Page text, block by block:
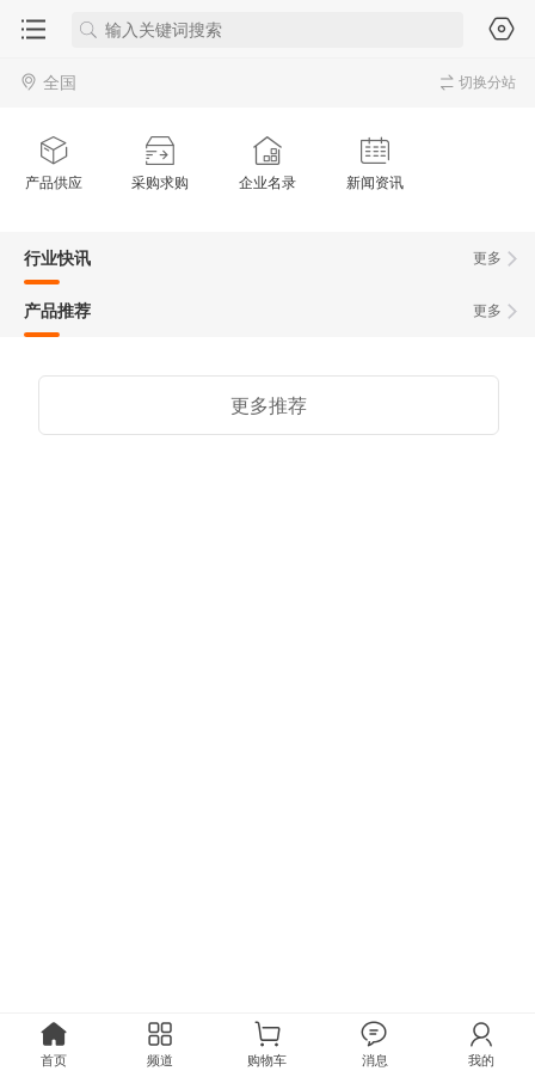
切换分站
全国
产品供应 采购求购 企业名录 新闻资讯
更多
行业快讯
更多
产品推荐
更多推荐
首页 频道 购物车 消息 我的